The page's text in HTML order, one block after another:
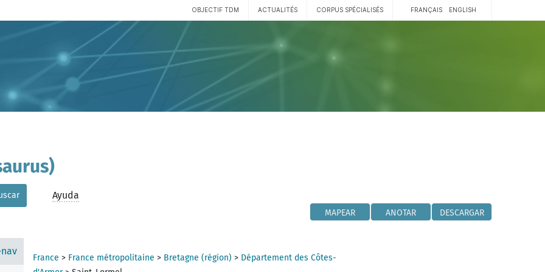
OBJECTIF TDM ACTUALITÉS CORPUS SPÉCIALISÉS FRANÇAIS ENGLISH
Ayuda
MAPEAR ANOTAR DESCARGAR
France > France métropolitaine > Bretagne (région) > Département des Côtes-